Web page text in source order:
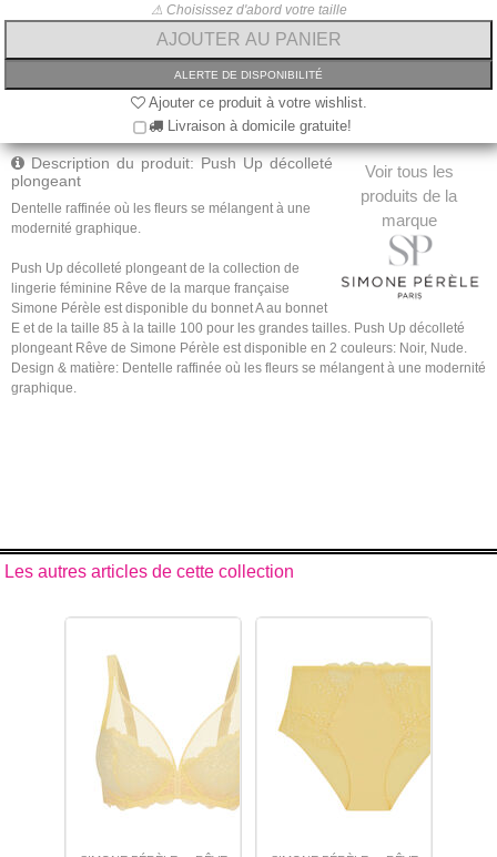
⚠ Choisissez d'abord votre taille
Ajouter ce produit à votre wishlist.
Livraison à domicile gratuite!
Voir tous les
produits de la
marque
Description du produit: Push Up décolleté
plongeant
Dentelle raffinée où les fleurs se mélangent à une
modernité graphique.
Push Up décolleté plongeant de la collection de
lingerie féminine Rêve de la marque française
Simone Pérèle est disponible du bonnet A au bonnet
E et de la taille 85 à la taille 100 pour les grandes tailles. Push Up décolleté
plongeant Rêve de Simone Pérèle est disponible en 2 couleurs: Noir, Nude.
Design & matière: Dentelle raffinée où les fleurs se mélangent à une modernité
graphique.
Les autres articles de cette collection